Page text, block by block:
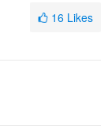
16 Likes